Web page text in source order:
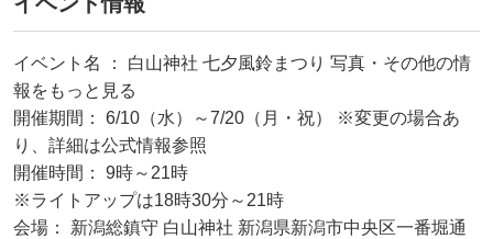
イベント名 ： 白山神社 七夕風鈴まつり 写真・その他の情
報をもっと見る
開催期間： 6/10（水）～7/20（月・祝） ※変更の場合あ
り、詳細は公式情報参照
開催時間： 9時～21時
※ライトアップは18時30分～21時
会場： 新潟総鎮守 白山神社 新潟県新潟市中央区一番堀通